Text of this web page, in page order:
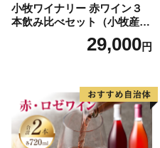
小牧ワイナリー 赤ワイン３
本飲み比べセット（小牧産ぶ
どう100％使用）29,000円